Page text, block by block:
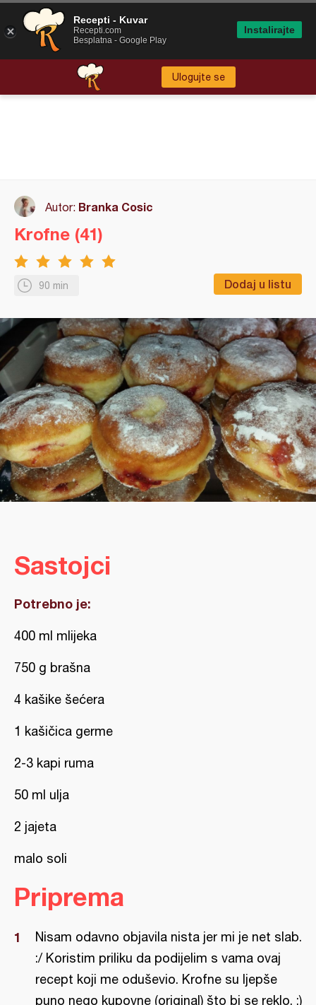
Ulogujte se
Autor: Branka Cosic
90 min Dodaj u listu
Krofne (41)
Sastojci
Potrebno je:
400 ml mlijeka
750 g brašna
4 kašike šećera
1 kašičica germe
2-3 kapi ruma
50 ml ulja
2 jajeta
malo soli
Priprema
Nisam odavno objavila nista jer mi je net slab.
:/ Koristim priliku da podijelim s vama ovaj
recept koji me oduševio. Krofne su ljepše
puno nego kupovne (original) što bi se reklo. :)
Recepti - Kuvar
Recepti.com
Besplatna - Google Play
Instalirajte